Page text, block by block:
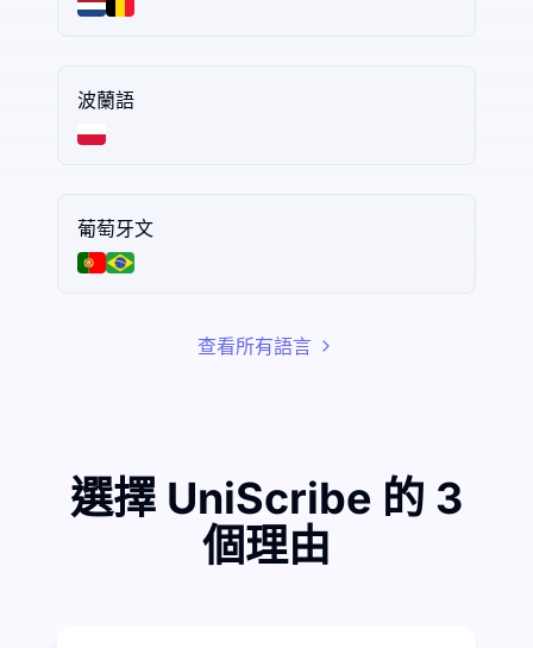
波蘭語
葡萄牙文
查看所有語言
選擇 UniScribe 的 3
個理由